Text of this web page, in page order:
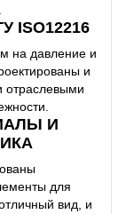
ISO12216
на давление и
и
отраслевыми
И
для
вид, и